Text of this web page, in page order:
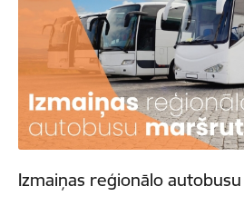
Izmaiņas reģionālo